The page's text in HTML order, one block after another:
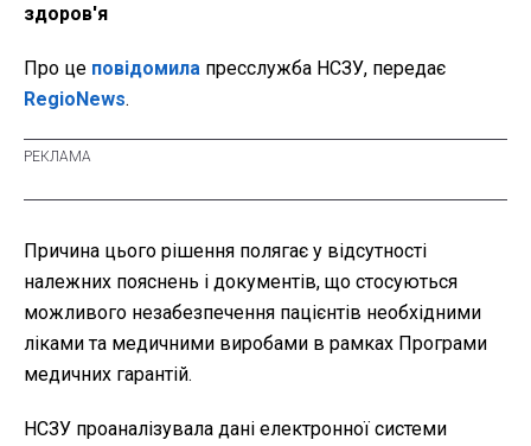
здоров'я
Про це повідомила пресслужба НСЗУ, передає
RegioNews.
Причина цього рішення полягає у відсутності
належних пояснень і документів, що стосуються
можливого незабезпечення пацієнтів необхідними
ліками та медичними виробами в рамках Програми
медичних гарантій.
НСЗУ проаналізувала дані електронної системи